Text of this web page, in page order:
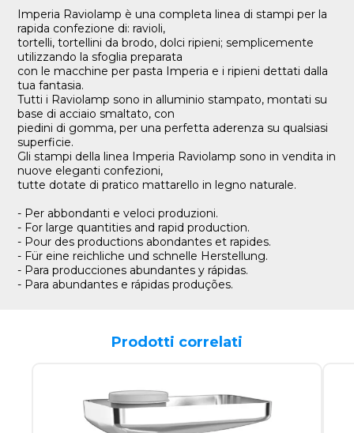
Imperia Raviolamp è una completa linea di stampi per la
rapida confezione di: ravioli,
tortelli, tortellini da brodo, dolci ripieni; semplicemente
utilizzando la sfoglia preparata
con le macchine per pasta Imperia e i ripieni dettati dalla
tua fantasia.
Tutti i Raviolamp sono in alluminio stampato, montati su
base di acciaio smaltato, con
piedini di gomma, per una perfetta aderenza su qualsiasi
superficie.
Gli stampi della linea Imperia Raviolamp sono in vendita in
nuove eleganti confezioni,
tutte dotate di pratico mattarello in legno naturale.
- Per abbondanti e veloci produzioni.
- For large quantities and rapid production.
- Pour des productions abondantes et rapides.
- Für eine reichliche und schnelle Herstellung.
- Para producciones abundantes y rápidas.
- Para abundantes e rápidas produções.
Prodotti correlati